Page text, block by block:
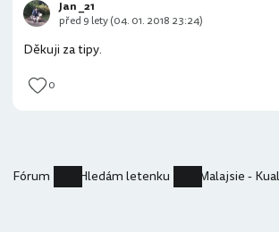
Děkuji za tipy.
0
Jan _21
před 9 lety (04. 01. 2018 23:24)
Fórum Hledám letenku